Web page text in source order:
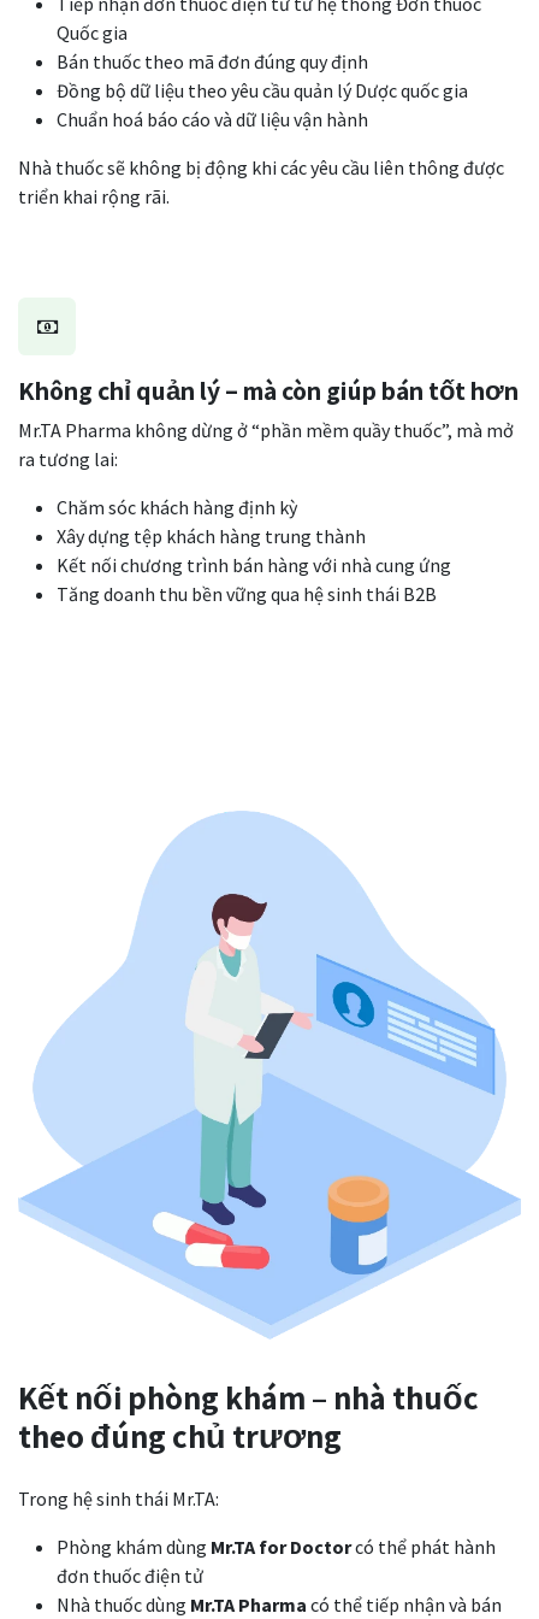
Quốc gia
Bán thuốc theo mã đơn đúng quy định
Đồng bộ dữ liệu theo yêu cầu quản lý Dược quốc gia
Chuẩn hoá báo cáo và dữ liệu vận hành
Nhà thuốc sẽ không bị động khi các yêu cầu liên thông được
triển khai rộng rãi.
Không chỉ quản lý – mà còn giúp bán tốt hơn
Mr.TA Pharma không dừng ở “phần mềm quầy thuốc”, mà mở
ra tương lai:
Chăm sóc khách hàng định kỳ
Xây dựng tệp khách hàng trung thành
Kết nối chương trình bán hàng với nhà cung ứng
Tăng doanh thu bền vững qua hệ sinh thái B2B
Kết nối phòng khám – nhà thuốc
theo đúng chủ trương
Trong hệ sinh thái Mr.TA:
Phòng khám dùng Mr.TA for Doctorcó thể phát hành
đơn thuốc điện tử
Nhà thuốc dùng Mr.TA Pharma có thể tiếp nhận và bán